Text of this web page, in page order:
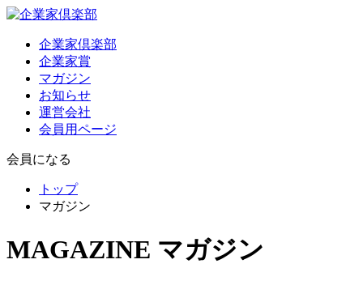
企業家倶楽部
企業家賞
マガジン
お知らせ
運営会社
会員用ページ
会員になる
トップ
マガジン
MAGAZINE マガジン